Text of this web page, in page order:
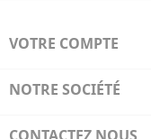
VOTRE COMPTE
NOTRE SOCIÉTÉ